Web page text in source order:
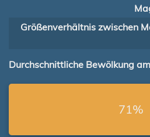
Größenverhältnis zwischen
Durchschnittliche Bewölkung
71%